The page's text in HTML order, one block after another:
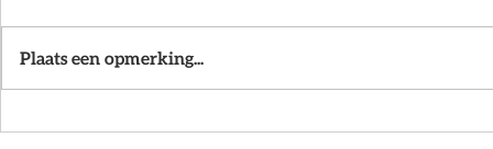
De woonstandaard 4.0 is
Plaats een opmerking...